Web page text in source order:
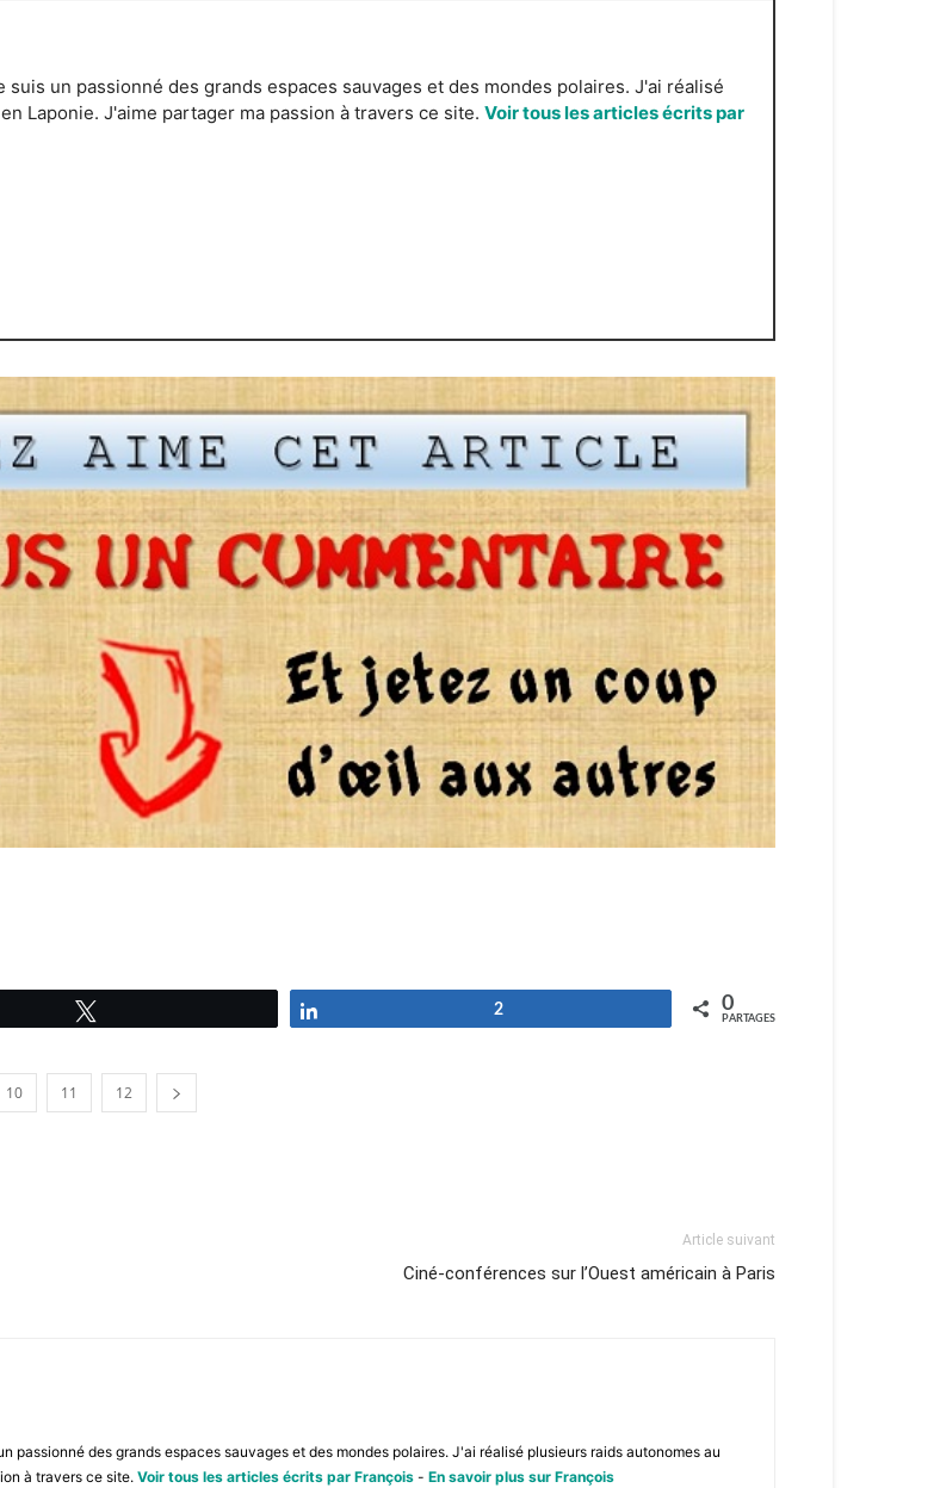
suis un passionné des grands espaces sauvages et des mondes polaires. J'ai réalisé
Laponie. J'aime partager ma passion à travers ce site. Voir tous les articles écrits par
2 0
PARTAGES
10 11 12
Article suivant
Ciné-conférences sur l’Ouest américain à Paris
passionné des grands espaces sauvages et des mondes polaires. J'ai réalisé plusieurs raids autonomes au
à travers ce site.Voir tous les articles écrits par François - En savoir plus sur François